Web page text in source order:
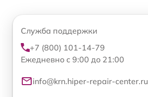
Служба поддержки
+7 (800) 101-14-79
Ежедневно с 9:00 до 21:00
info@krn.hiper-repair-center.ru